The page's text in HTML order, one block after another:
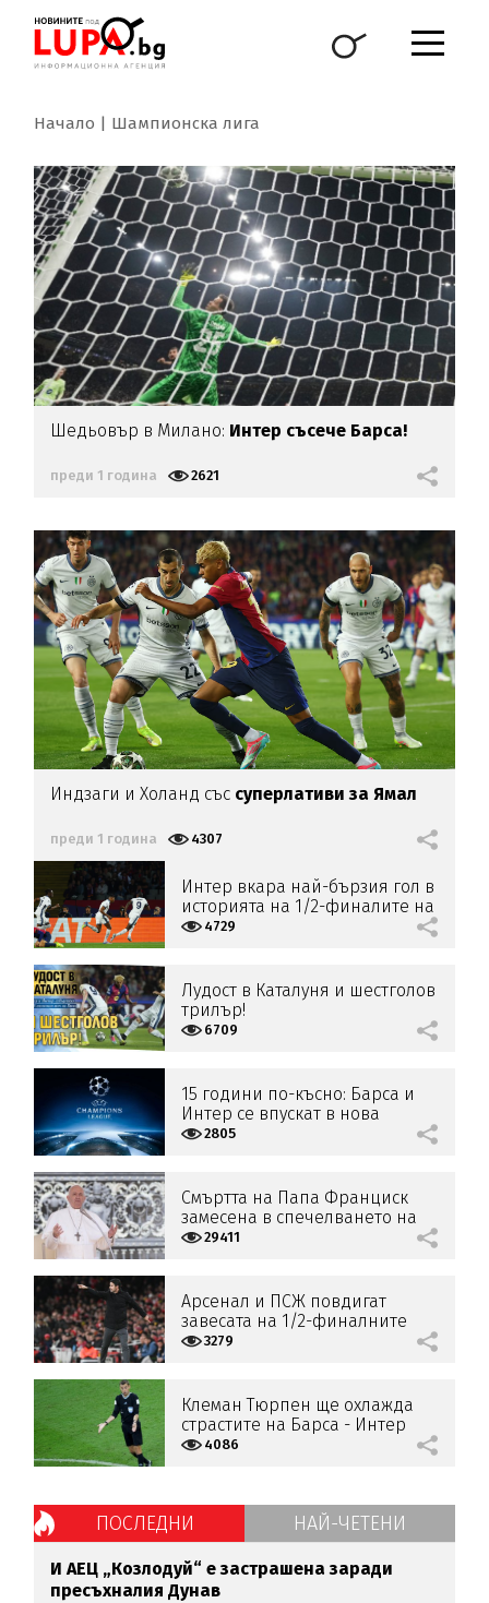
Начало Шампионска лига
Шедьовър в Милано: Интер съсече Барса!
преди 1 година 2621
Индзаги и Холанд със суперлативи за Ямал
преди 1 година 4307
Интер вкара най-бързия гол в
историята на 1/2-финалите на
Шампионска лига
4729
Лудост в Каталуня и шестголов
трилър!
6709
15 години по-късно: Барса и
Интер се впускат в нова
полуфинална битка
2805
Смъртта на Папа Франциск
замесена в спечелването на
Шампионската лига от
29411
Арсенал и ПСЖ повдигат
завесата на 1/2-финалните
битки в Шампионската лига
3279
Клеман Тюрпен ще охлажда
страстите на Барса - Интер
4086
ПОСЛЕДНИ НАЙ-ЧЕТЕНИ
И АЕЦ „Козлодуй“ е застрашена заради
пресъхналия Дунав